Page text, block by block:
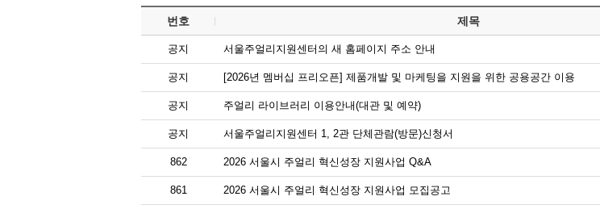
번호 제목
공지 서울주얼리지원센터의 새 홈페이지 주소 안내
공지 [2026년 멤버십 프리오픈] 제품개발 및 마케팅을 지원을 위한 공용공간 이용
공지 주얼리 라이브러리 이용안내(대관 및 예약)
공지 서울주얼리지원센터 1, 2관 단체관람(방문)신청서
862 2026 서울시 주얼리 혁신성장 지원사업 Q&A
861 2026 서울시 주얼리 혁신성장 지원사업 모집공고